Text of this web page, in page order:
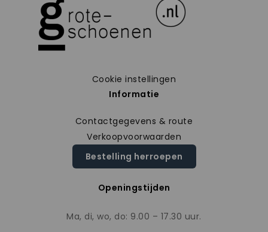
Cookie instellingen
Informatie
Contactgegevens & route
Verkoopvoorwaarden
Bestelling herroepen
Openingstijden
Ma, di, wo, do: 9.00 – 17.30 uur.